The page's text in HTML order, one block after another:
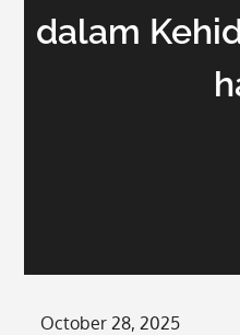
dalam
Posted
October 28, 2025